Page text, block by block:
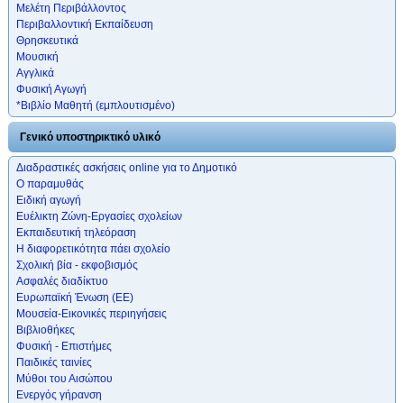
Μελέτη Περιβάλλοντος
Περιβαλλοντική Εκπαίδευση
Θρησκευτικά
Μουσική
Αγγλικά
Φυσική Αγωγή
*Βιβλίο Μαθητή (εμπλουτισμένο)
Γενικό υποστηρικτικό υλικό
Διαδραστικές ασκήσεις online για το Δημοτικό
Ο παραμυθάς
Ειδική αγωγή
Ευέλικτη Ζώνη-Εργασίες σχολείων
Εκπαιδευτική τηλεόραση
Η διαφορετικότητα πάει σχολείο
Σχολική βία - εκφοβισμός
Ασφαλές διαδίκτυο
Ευρωπαϊκή Ένωση (ΕΕ)
Μουσεία-Εικονικές περιηγήσεις
Βιβλιοθήκες
Φυσική - Επιστήμες
Παιδικές ταινίες
Μύθοι του Αισώπου
Ενεργός γήρανση